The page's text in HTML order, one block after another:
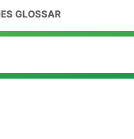
GLOSSAR